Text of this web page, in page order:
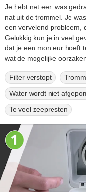
Je hebt net een was
nat uit de trommel. Je
een vervelend probleem,
Gelukkig kun je in veel
dat je een monteur hoeft
wat de mogelijke
Filter verstopt
Water wordt niet
Te veel zeepresten